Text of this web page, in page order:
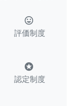
tag_faces
評価制度
stars
認定制度